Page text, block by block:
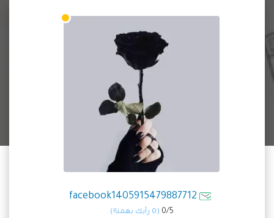
facebook1405915479887712
0/5 (0 رأيك يهمنا!)